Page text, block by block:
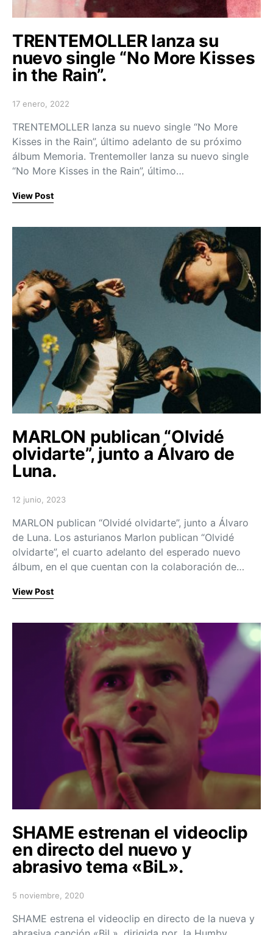
TRENTEMOLLER lanza su
nuevo single “No More Kisses
in the Rain”.
Posted on
17 enero, 2022
TRENTEMOLLER lanza su nuevo single “No More
Kisses in the Rain”, último adelanto de su próximo
álbum Memoria. Trentemoller lanza su nuevo single
“No More Kisses in the Rain”, último…
View Post
MARLON publican “Olvidé
olvidarte”, junto a Álvaro de
Luna.
Posted on
12 junio, 2023
MARLON publican “Olvidé olvidarte”, junto a Álvaro
de Luna. Los asturianos Marlon publican “Olvidé
olvidarte”, el cuarto adelanto del esperado nuevo
álbum, en el que cuentan con la colaboración de…
View Post
SHAME estrenan el videoclip
en directo del nuevo y
abrasivo tema «BiL».
Posted on
5 noviembre, 2020
SHAME estrena el videoclip en directo de la nueva y